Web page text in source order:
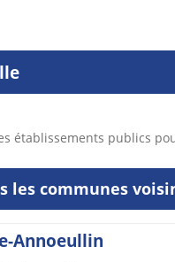
établissements publics
les communes
Annoeullin